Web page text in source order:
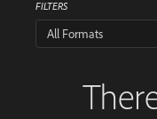
FILTERS
All Formats